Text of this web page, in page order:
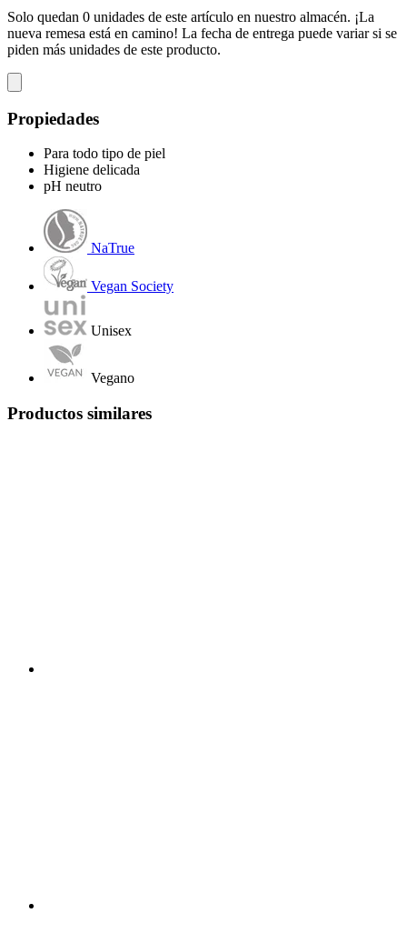
Solo quedan 0 unidades de este artículo en nuestro almacén. ¡La
nueva remesa está en camino! La fecha de entrega puede variar si se
piden más unidades de este producto.
Propiedades
Para todo tipo de piel
Higiene delicada
pH neutro
NaTrue
Vegan Society
Unisex
Vegano
Productos similares